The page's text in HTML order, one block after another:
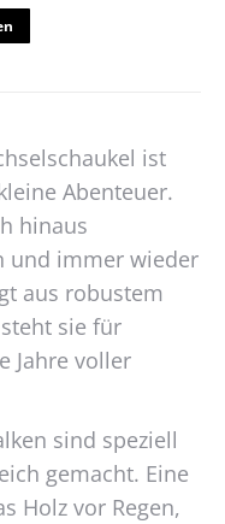
Produktseite
gewählt
auf.
Die
der
Produktseite
gewählt
werden
Produkt
auf.
Die
Optionen
können
der
Produktseite
gewählt
ist
Abenteuer.
hinaus
und immer wieder
aus robustem
sie für
Jahre voller
sind speziell
gemacht. Eine
Holz vor Regen,